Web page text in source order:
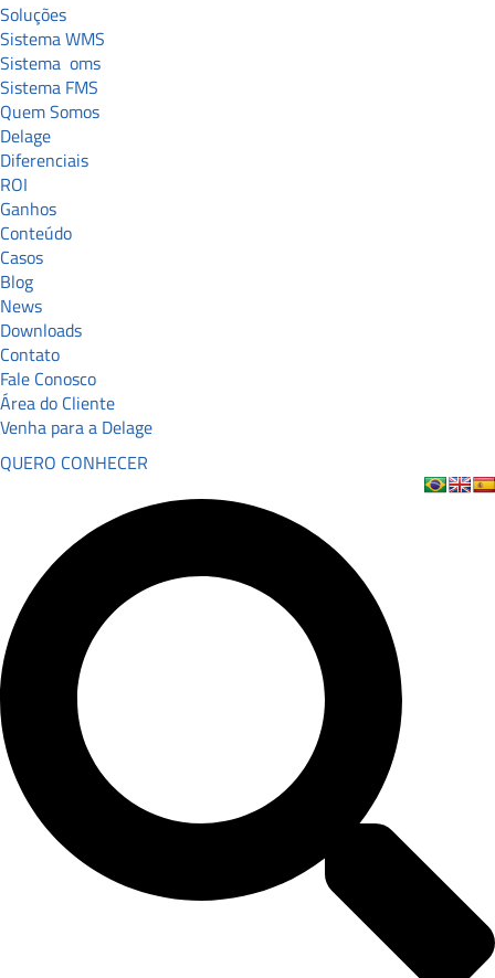
Soluções
Sistema WMS
Sistema oms
Sistema FMS
Quem Somos
Delage
Diferenciais
ROI
Ganhos
Conteúdo
Casos
Blog
News
Downloads
Contato
Fale Conosco
Área do Cliente
Venha para a Delage
QUERO CONHECER